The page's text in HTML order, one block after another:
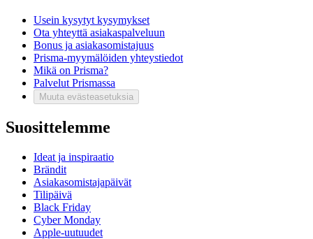
Usein kysytyt kysymykset
Ota yhteyttä asiakaspalveluun
Bonus ja asiakasomistajuus
Prisma-myymälöiden yhteystiedot
Mikä on Prisma?
Palvelut Prismassa
Muuta evästeasetuksia
Suosittelemme
Ideat ja inspiraatio
Brändit
Asiakasomistajapäivät
Tilipäivä
Black Friday
Cyber Monday
Apple-uutuudet